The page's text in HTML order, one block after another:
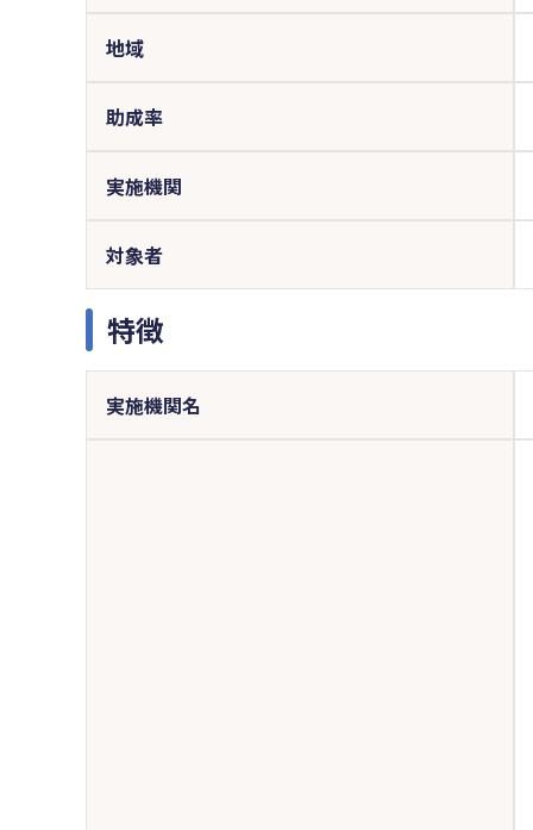
地域
助成率
実施機関
対象者
特徴
実施機関名